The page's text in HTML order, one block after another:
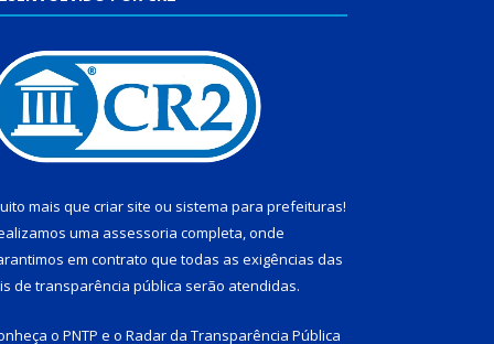
mais que criar site ou sistema para prefeituras!
uma assessoria completa, onde
em contrato que todas as exigências das
de transparência pública serão atendidas.
o PNTP e o Radar da Transparência Pública